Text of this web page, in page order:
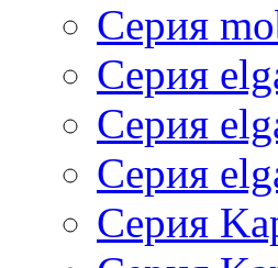
Серия
Серия
Серия
Серия
Серия